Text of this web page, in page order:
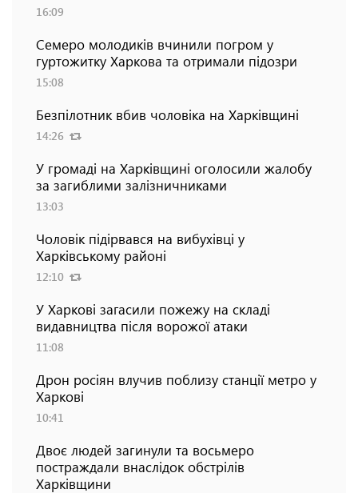
16:09
Семеро молодиків вчинили погром у
гуртожитку Харкова та отримали підозри
15:08
Безпілотник вбив чоловіка на Харківщині
14:26
У громаді на Харківщині оголосили жалобу
за загиблими залізничниками
13:03
Чоловік підірвався на вибухівці у
Харківському районі
12:10
У Харкові загасили пожежу на складі
видавництва після ворожої атаки
11:08
Дрон росіян влучив поблизу станції метро у
Харкові
10:41
Двоє людей загинули та восьмеро
постраждали внаслідок обстрілів
Харківщини